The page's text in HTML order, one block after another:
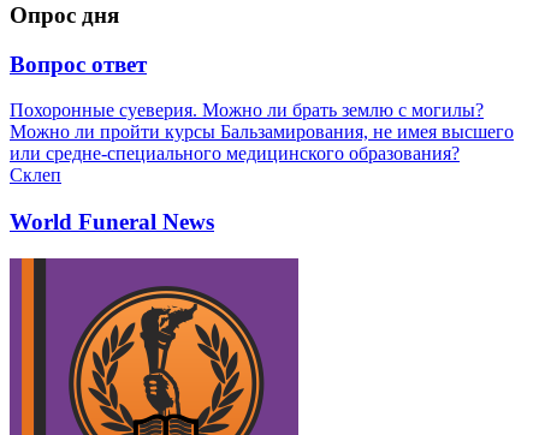
Опрос дня
Вопрос ответ
Похоронные суеверия. Можно ли брать землю с могилы?
Можно ли пройти курсы Бальзамирования, не имея высшего
или средне-специального медицинского образования?
Склеп
World Funeral News